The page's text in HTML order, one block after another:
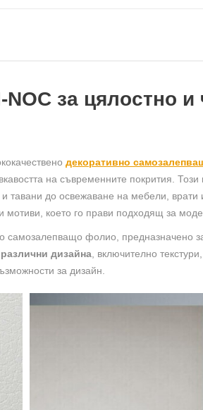
за цялостно и
декоративно
на съвременните покрития.
тавани до освежаване на мебели, врати
което го прави подходящ за
самозалепващо фолио, предназначено
дизайна , включително
за дизайн.